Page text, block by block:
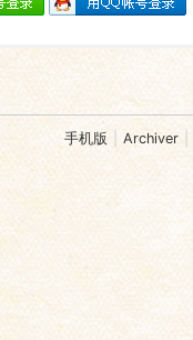
手机版 Archiver